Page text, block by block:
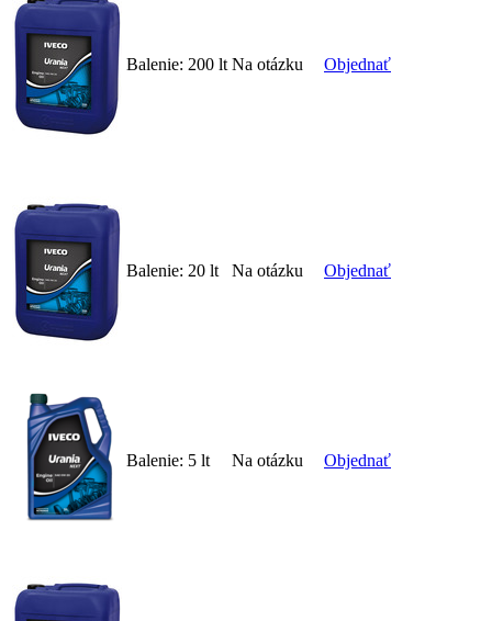
Balenie: 200 lt Na otázku Objednať
Balenie: 20 lt Na otázku Objednať
Balenie: 5 lt Na otázku Objednať